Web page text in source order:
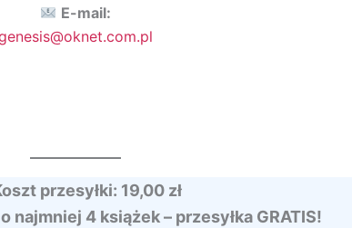
E-mail:
przesyłki: 19,00 zł
najmniej 4 książek – przesyłka GRATIS!